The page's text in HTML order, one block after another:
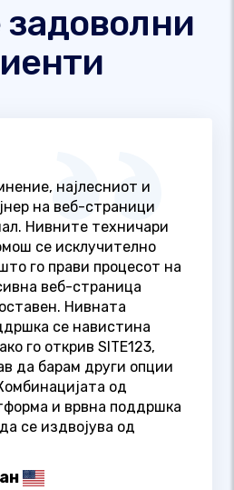
најлесниот и
на веб-страници
Нивните техничари
се исклучително
го прави процесот на
веб-страница
Нивната
се навистина
го открив SITE123,
да барам други опции
од
и врвна поддршка
се издвојува од